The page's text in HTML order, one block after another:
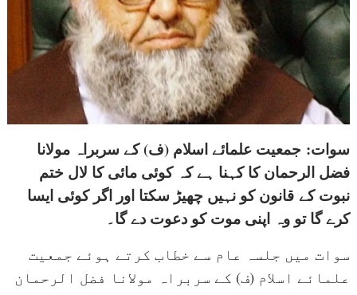
سوات: جمعیت علمائے اسلام (ف) کے سربراہ مولانا
فضل الرحمان کا کہنا ہے کہ کوئی مائی کا لال ختم
نبوت کے قانون کو نہیں چھیڑ سکتا اور اگر کوئی ایسا
کرے گا تو وہ اپنی موت کو دعوت دے گا۔
سوات میں جلسہ عام سے خطاب کرتے ہوئے جمعیت
علمائے اسلام (ف) کے سربراہ مولانا فضل الرحمان